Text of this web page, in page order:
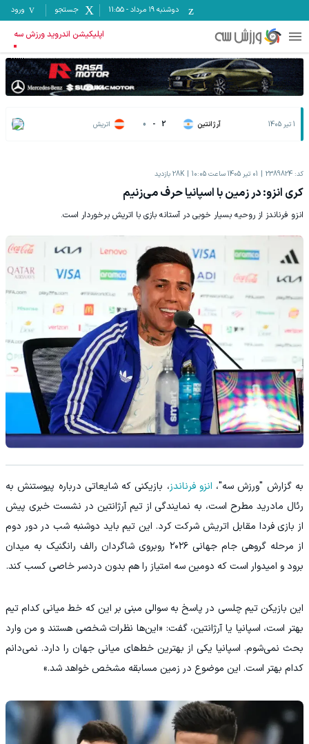
دوشنبه ۱۹ مرداد -
11:55 جستجو ورود
اپلیکیشن اندروید ورزش سه
1 تیر 1405 آرژانتین 2
-
0 اتریش
کد: 2389824 01 تیر 1405 ساعت 10:05 28K بازدید
کری انزو: در زمین با اسپانیا حرف می‌زنیم
انزو فرناندز از روحیه بسیار خوبی در آستانه بازی با اتریش برخوردار است.
به گزارش "ورزش سه"، انزو فرناندز، بازیکنی که شایعاتی درباره پیوستنش به
رئال مادرید مطرح است، به نمایندگی از تیم آرژانتین در نشست خبری پیش
از بازی فردا مقابل اتریش شرکت کرد. این تیم باید دوشنبه شب در دور دوم
از مرحله گروهی جام جهانی ۲۰۲۶ روبروی شاگردان رالف رانگنیک به میدان
برود و امیدوار است که دومین سه امتیاز را هم بدون دردسر خاصی کسب کند.
این بازیکن تیم چلسی در پاسخ به سوالی مبنی بر این که خط میانی کدام تیم
بهتر است، اسپانیا یا آرژانتین، گفت: «این‌ها نظرات شخصی هستند و من وارد
بحث نمی‌شوم. اسپانیا یکی از بهترین خط‌های میانی جهان را دارد. نمی‌دانم
کدام بهتر است. این موضوع در زمین مسابقه مشخص خواهد شد.»